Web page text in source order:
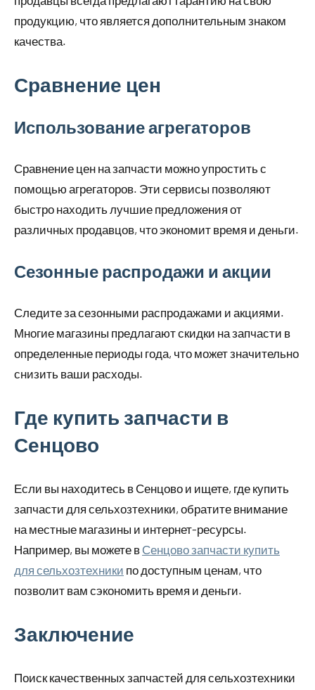
продукцию, что является дополнительным знаком
качества.
Сравнение цен
Использование агрегаторов
Сравнение цен на запчасти можно упростить с
помощью агрегаторов. Эти сервисы позволяют
быстро находить лучшие предложения от
различных продавцов, что экономит время и деньги.
Сезонные распродажи и акции
Следите за сезонными распродажами и акциями.
Многие магазины предлагают скидки на запчасти в
определенные периоды года, что может значительно
снизить ваши расходы.
Где купить запчасти в
Сенцово
Если вы находитесь в Сенцово и ищете, где купить
запчасти для сельхозтехники, обратите внимание
на местные магазины и интернет-ресурсы.
Например, вы можете в Сенцово запчасти купить
для сельхозтехники по доступным ценам, что
позволит вам сэкономить время и деньги.
Заключение
Поиск качественных запчастей для сельхозтехники